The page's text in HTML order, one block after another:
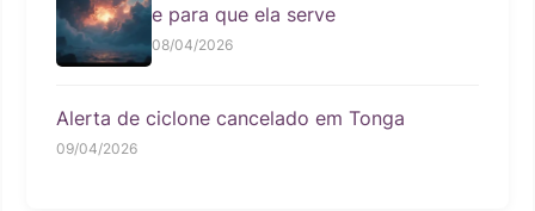
e para que ela serve
08/04/2026
Alerta de ciclone cancelado em Tonga
09/04/2026